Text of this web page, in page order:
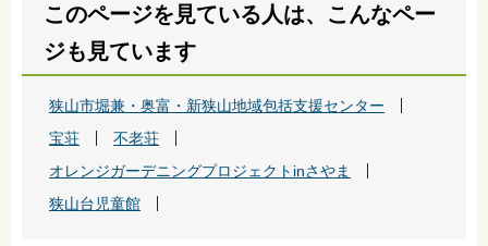
このページを見ている人は、こんなペー
ジも見ています
狭山市堀兼・奥富・新狭山地域包括支援センター
宝荘
不老荘
オレンジガーデニングプロジェクトinさやま
狭山台児童館